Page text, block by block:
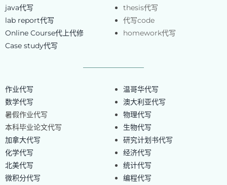
java代写
lab report代写
Online Course代上代修
Case study代写
thesis代写
代写code
homework代写
作业代写
数学代写
暑假作业代写
本科毕业论文代写
加拿大代写
化学代写
北美代写
微积分代写
温哥华代写
澳大利亚代写
物理代写
生物代写
研究计划书代写
经济代写
统计代写
编程代写